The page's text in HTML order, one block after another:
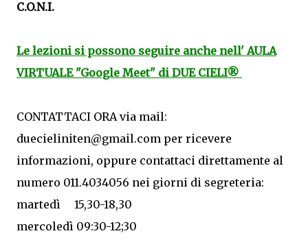
C.O.N.I.
Le lezioni si possono seguire anche nell' AULA
VIRTUALE "Google Meet" di DUE CIELI®
CONTATTACI ORA via mail:
duecieliniten@gmail.com per ricevere
informazioni, oppure contattaci direttamente al
numero 011.4034056 nei giorni di segreteria:
martedì 15,30-18,30
mercoledì 09:30-12;30